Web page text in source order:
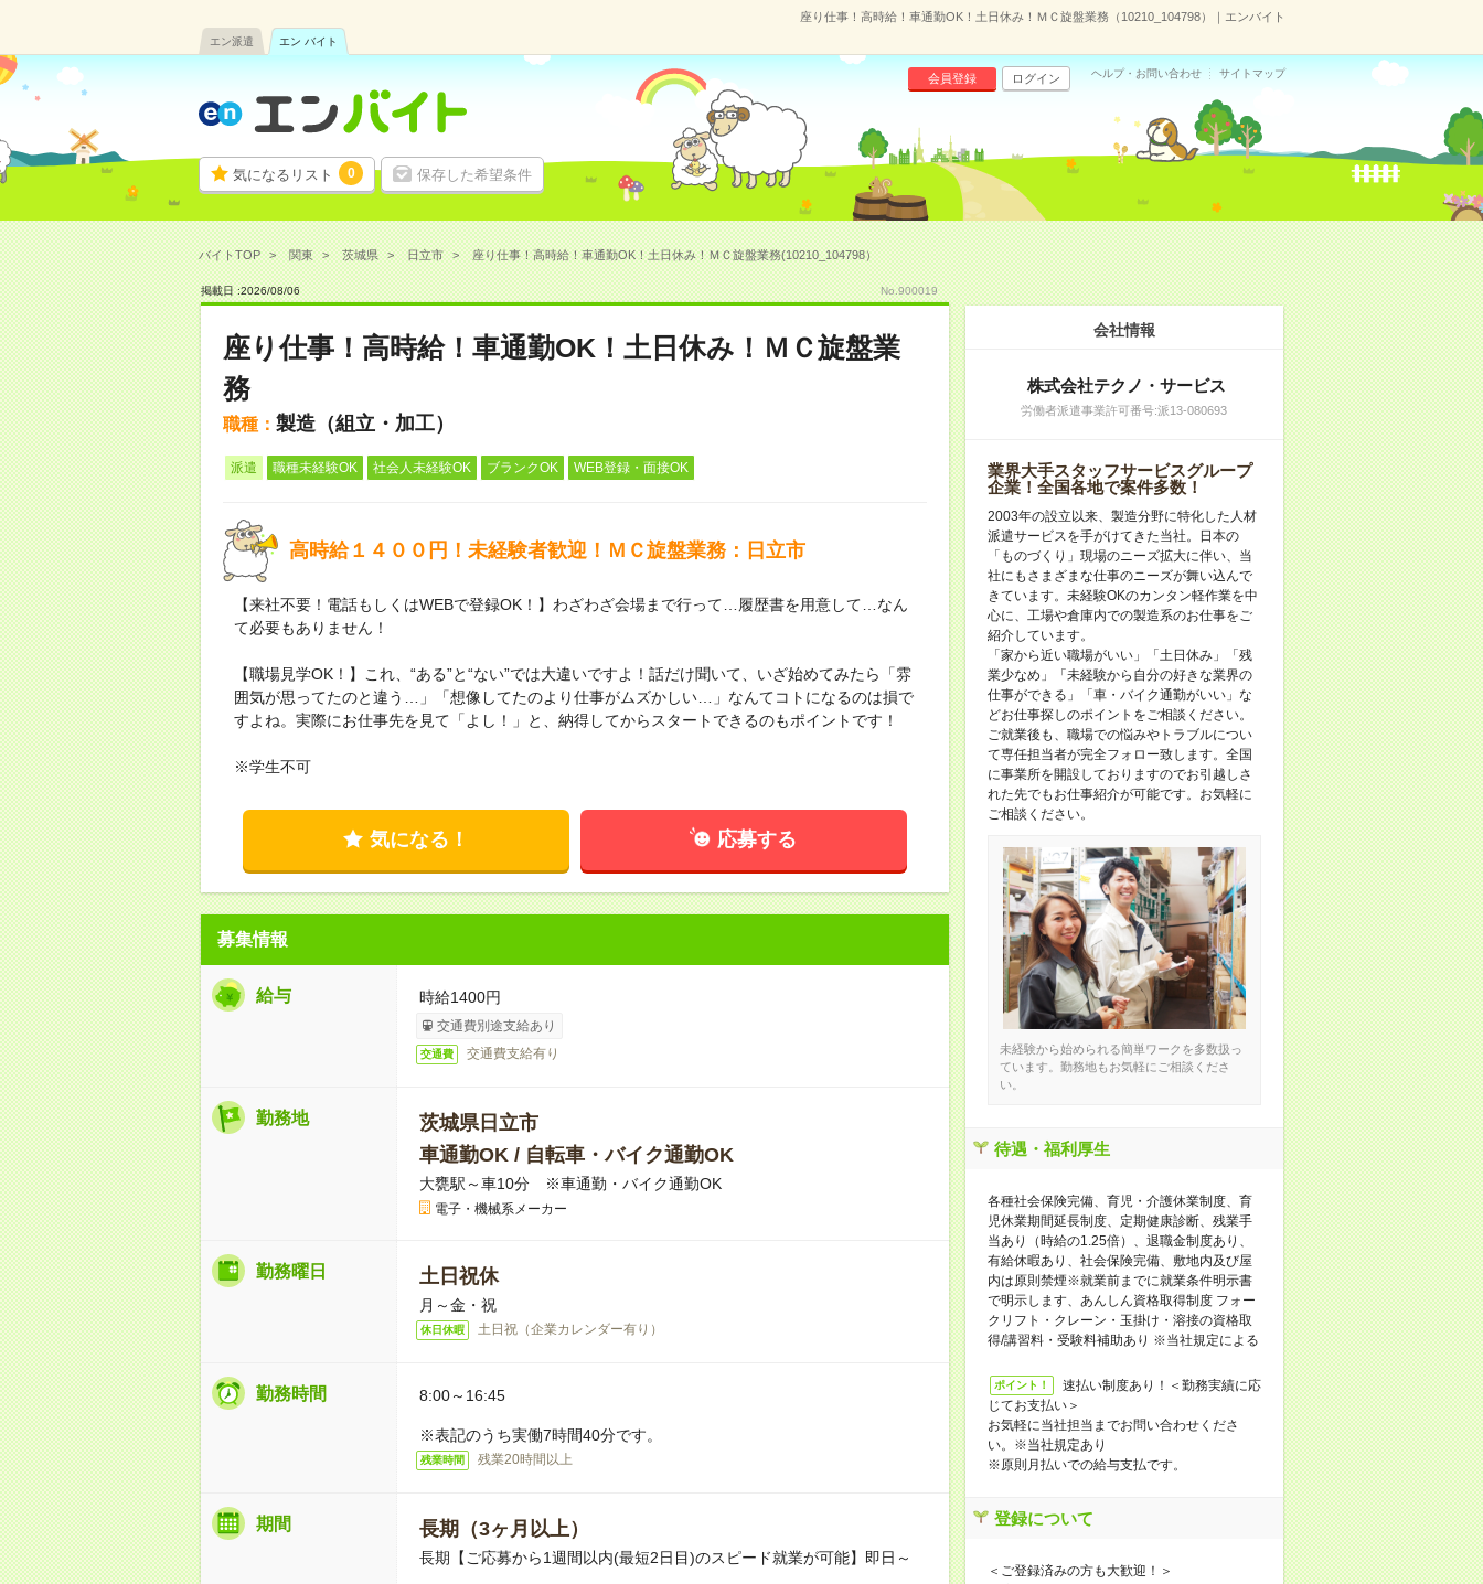
座り仕事！高時給！車通勤OK！土日休み！ＭＣ旋盤業務（10210_104798）｜エンバイト
エン派遣 エン バイト
気になるリスト 0 保存した希望条件
会員登録 ログイン ヘルプ・お問い合わせ サイトマップ
バイトTOP 関東 茨城県 日立市 座り仕事！高時給！車通勤OK！土日休み！ＭＣ旋盤業務(10210_104798）
掲載日 :2026/08/06 No.900019
座り仕事！高時給！車通勤OK！土日休み！ＭＣ旋盤業
務
職種： 製造（組立・加工）
派遣 職種未経験OK 社会人未経験OK ブランクOK WEB登録・面接OK
高時給１４００円！未経験者歓迎！ＭＣ旋盤業務：日立市
【来社不要！電話もしくはWEBで登録OK！】わざわざ会場まで行って…履歴書を用意して…なん
て必要もありません！
【職場見学OK！】これ、“ある”と“ない”では大違いですよ！話だけ聞いて、いざ始めてみたら「雰
囲気が思ってたのと違う…」「想像してたのより仕事がムズかしい…」なんてコトになるのは損で
すよね。実際にお仕事先を見て「よし！」と、納得してからスタートできるのもポイントです！
※学生不可
気になる！ 応募する
募集情報
給与 時給1400円
交通費別途支給あり
交通費 交通費支給有り
勤務地
茨城県日立市
車通勤OK / 自転車・バイク通勤OK
大甕駅～車10分 ※車通勤・バイク通勤OK
電子・機械系メーカー
勤務曜日 土日祝休
月～金・祝
休日休暇 土日祝（企業カレンダー有り）
勤務時間 8:00～16:45
※表記のうち実働7時間40分です。
残業時間 残業20時間以上
期間 長期（3ヶ月以上）
長期【ご応募から1週間以内(最短2日目)のスピード就業が可能】即日～
会社情報
株式会社テクノ・サービス
労働者派遣事業許可番号:派13-080693
業界大手スタッフサービスグループ
企業！全国各地で案件多数！
2003年の設立以来、製造分野に特化した人材
派遣サービスを手がけてきた当社。日本の
「ものづくり」現場のニーズ拡大に伴い、当
社にもさまざまな仕事のニーズが舞い込んで
きています。未経験OKのカンタン軽作業を中
心に、工場や倉庫内での製造系のお仕事をご
紹介しています。
「家から近い職場がいい」「土日休み」「残
業少なめ」「未経験から自分の好きな業界の
仕事ができる」「車・バイク通勤がいい」な
どお仕事探しのポイントをご相談ください。
ご就業後も、職場での悩みやトラブルについ
て専任担当者が完全フォロー致します。全国
に事業所を開設しておりますのでお引越しさ
れた先でもお仕事紹介が可能です。お気軽に
ご相談ください。
未経験から始められる簡単ワークを多数扱っ
ています。勤務地もお気軽にご相談くださ
い。
待遇・福利厚生
各種社会保険完備、育児・介護休業制度、育
児休業期間延長制度、定期健康診断、残業手
当あり（時給の1.25倍）、退職金制度あり、
有給休暇あり、社会保険完備、敷地内及び屋
内は原則禁煙※就業前までに就業条件明示書
で明示します、あんしん資格取得制度 フォー
クリフト・クレーン・玉掛け・溶接の資格取
得/講習料・受験料補助あり ※当社規定による
ポイント！
速払い制度あり！＜勤務実績に応
じてお支払い＞
お気軽に当社担当までお問い合わせくださ
い。※当社規定あり
※原則月払いでの給与支払です。
登録について
＜ご登録済みの方も大歓迎！＞